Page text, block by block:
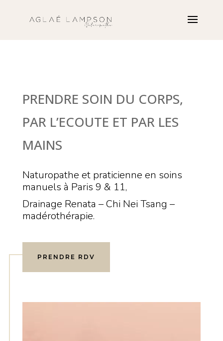
PRENDRE SOIN DU CORPS,
PAR L’ECOUTE ET PAR LES
MAINS
Naturopathe et praticienne en soins
manuels à Paris 9 & 11,
Drainage Renata – Chi Nei Tsang –
madérothérapie.
PRENDRE RDV